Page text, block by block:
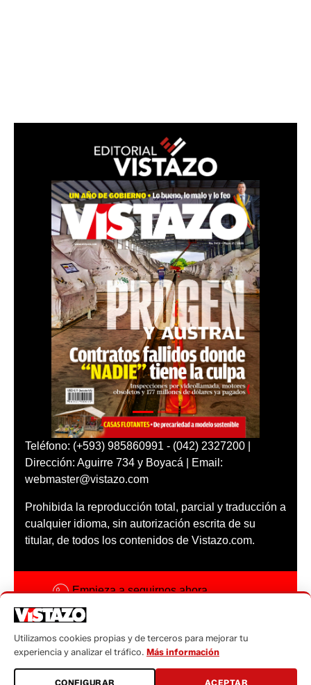
Teléfono: (+593) 985860991 - (042) 2327200 |
Dirección: Aguirre 734 y Boyacá | Email:
webmaster@vistazo.com
Prohibida la reproducción total, parcial y traducción a
cualquier idioma, sin autorización escrita de su
titular, de todos los contenidos de Vistazo.com.
Empieza a seguirnos ahora
Código ética
Sugerencias a:
Utilizamos cookies propias y de terceros para mejorar tu
experiencia y analizar el tráfico. Más información
CONFIGURAR ACEPTAR